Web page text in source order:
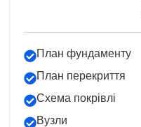
План фундаменту
План перекриття
Схема покрівлі
Вузли